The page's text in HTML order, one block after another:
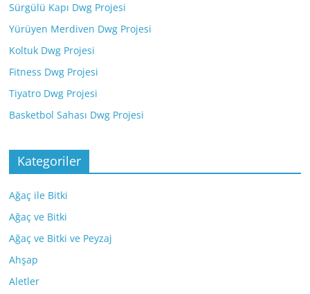
Sürgülü Kapı Dwg Projesi
Yürüyen Merdiven Dwg Projesi
Koltuk Dwg Projesi
Fitness Dwg Projesi
Tiyatro Dwg Projesi
Basketbol Sahası Dwg Projesi
Kategoriler
Ağaç ile Bitki
Ağaç ve Bitki
Ağaç ve Bitki ve Peyzaj
Ahşap
Aletler